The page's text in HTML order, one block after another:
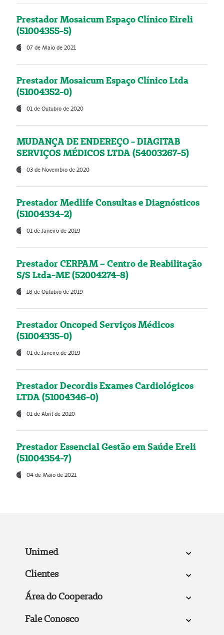
Prestador Mosaicum Espaço Clínico Eireli
(51004355-5)
07 de Maio de 2021
Prestador Mosaicum Espaço Clínico Ltda
(51004352-0)
01 de Outubro de 2020
MUDANÇA DE ENDEREÇO - DIAGITAB
SERVIÇOS MÉDICOS LTDA (54003267-5)
03 de Novembro de 2020
Prestador Medlife Consultas e Diagnósticos
(51004334-2)
01 de Janeiro de 2019
Prestador CERPAM – Centro de Reabilitação
S/S Ltda-ME (52004274-8)
18 de Outubro de 2019
Prestador Oncoped Serviços Médicos
(51004335-0)
01 de Janeiro de 2019
Prestador Decordis Exames Cardiológicos
LTDA (51004346-0)
01 de Abril de 2020
Prestador Essencial Gestão em Saúde Ereli
(51004354-7)
04 de Maio de 2021
Unimed
Clientes
Área do Cooperado
Fale Conosco